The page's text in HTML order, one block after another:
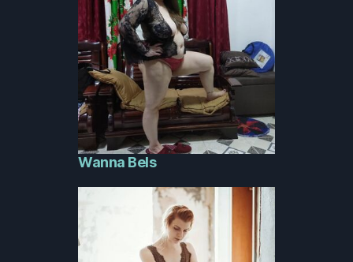
Wanna Bels